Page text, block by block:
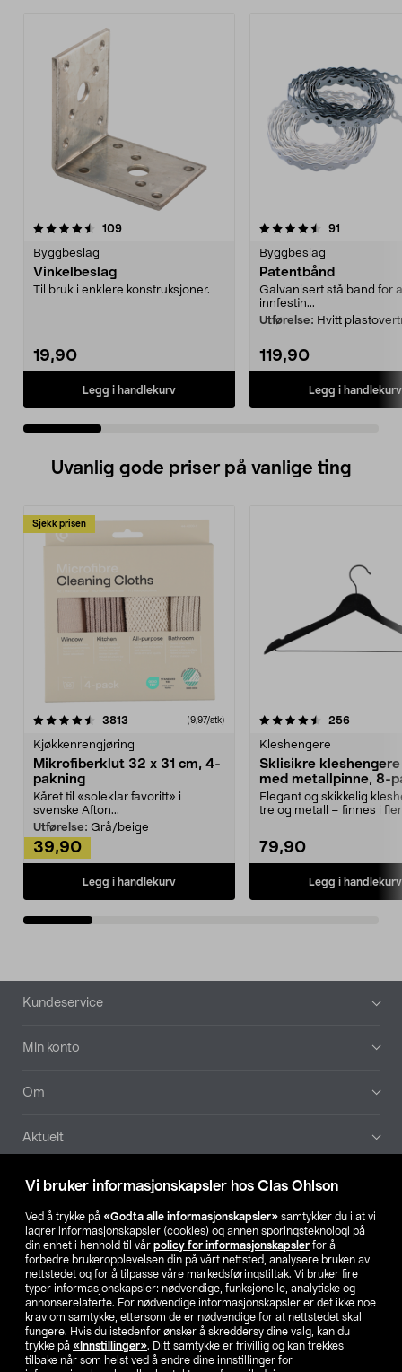
Vi bruker informasjonskapsler hos Clas Ohlson
Ved å trykke på «Godta alle informasjonskapsler» samtykker du i at vi
lagrer informasjonskapsler (cookies) og annen sporingsteknologi på
din enhet i henhold til vår policy for informasjonskapsler for å
forbedre brukeropplevelsen din på vårt nettsted, analysere bruken av
nettstedet og for å tilpasse våre markedsføringstiltak. Vi bruker fire
typer informasjonskapsler: nødvendige, funksjonelle, analytiske og
annonserelaterte. For nødvendige informasjonskapsler er det ikke noe
krav om samtykke, ettersom de er nødvendige for at nettstedet skal
fungere. Hvis du istedenfor ønsker å skreddersy dine valg, kan du
trykke på «Innstillinger». Ditt samtykke er frivillig og kan trekkes
tilbake når som helst ved å endre dine innstillinger for
109anmeldelser
Byggbeslag
Vinkelbeslag
Til bruk i enklere konstruksjoner.
19,90
Legg i handlekurv
4.5 av 5 stjerner 91
Byggbeslag
Patentbånd
Galvanisert stålband for
innfestin...
Utførelse: Hvitt
119,90
Legg i handlekurv
4.5 av 5 stjerner
Uvanlig gode priser på vanlige ting
Sjekk prisen
3813 anmeldelser(9,97/stk)
Kjøkkenrengjøring
Mikrofiberklut 32 x 31 cm, 4-
pakning
Kåret til «soleklar favoritt» i
svenske Afton...
Utførelse: Grå/beige
39,90
Legg i handlekurv
4.5av 5 stjerner 256
Kleshengere
Sklisikre
med metallpinne, 8-
Elegant og skikkelig
tre og metall – finnes i
79,90
Legg i handlekurv
4.5av 5 stjerner
Bunntekst
Kundeservice
Min konto
Om
Aktuelt
Våre selskaper
Finn din butikk
SE NO FI